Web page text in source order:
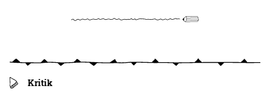
Kritik